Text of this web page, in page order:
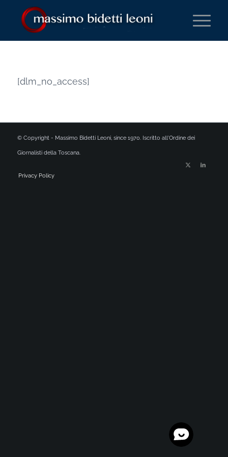
[dlm_no_access]
© Copyright - Massimo Bidetti Leoni, since 1970. Iscritto all'Ordine dei
Giornalisti della Toscana.
Privacy Policy